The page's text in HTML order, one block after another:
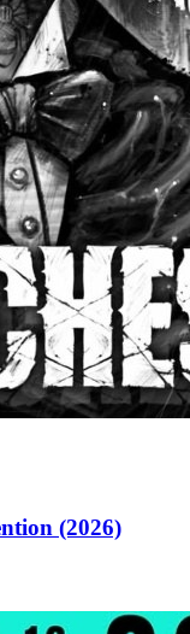
(2026)